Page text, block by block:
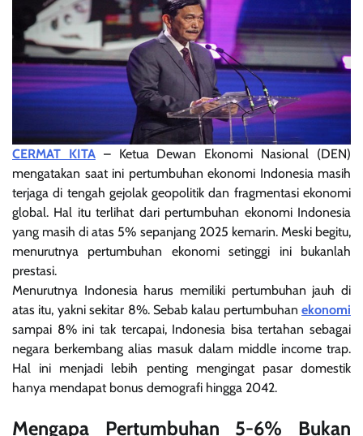
CERMAT KITA– Ketua Dewan Ekonomi Nasional (DEN)
mengatakan saat ini pertumbuhan ekonomi Indonesia masih
terjaga di tengah gejolak geopolitik dan fragmentasi ekonomi
global. Hal itu terlihat dari pertumbuhan ekonomi Indonesia
yang masih di atas 5% sepanjang 2025 kemarin. Meski begitu,
menurutnya pertumbuhan ekonomi setinggi ini bukanlah
prestasi.
Menurutnya Indonesia harus memiliki pertumbuhan jauh di
atas itu, yakni sekitar 8%. Sebab kalau pertumbuhan ekonomi
sampai 8% ini tak tercapai, Indonesia bisa tertahan sebagai
negara berkembang alias masuk dalam middle income trap.
Hal ini menjadi lebih penting mengingat pasar domestik
hanya mendapat bonus demografi hingga 2042.
Mengapa Pertumbuhan 5-6% Bukan